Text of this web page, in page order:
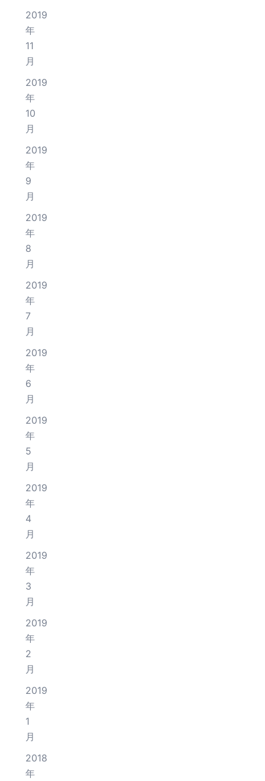
2019
年
11
月
2019
年
10
月
2019
年
9
月
2019
年
8
月
2019
年
7
月
2019
年
6
月
2019
年
5
月
2019
年
4
月
2019
年
3
月
2019
年
2
月
2019
年
1
月
2018
年